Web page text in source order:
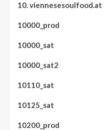
10. viennesesoulfood.at
10000_prod
10000_sat
10000_sat2
10110_sat
10125_sat
10200_prod